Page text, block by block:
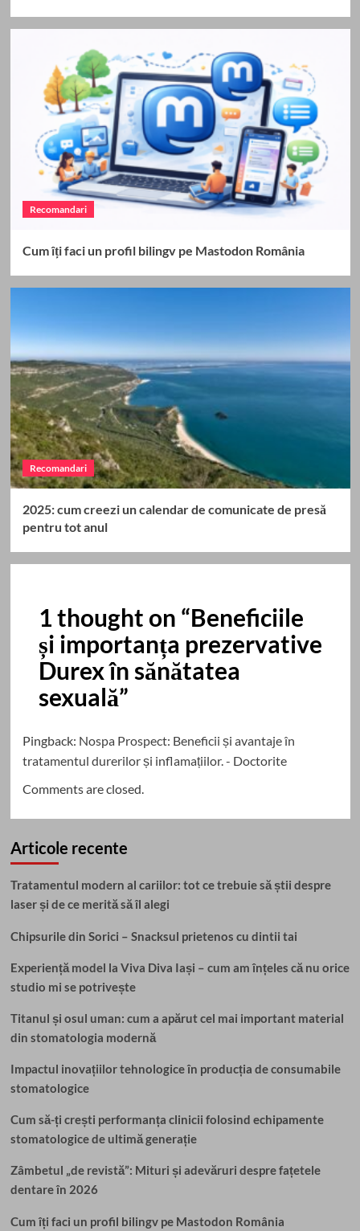
Recomandari
Cum îți faci un profil bilingv pe Mastodon România
Recomandari
2025: cum creezi un calendar de comunicate de presă
pentru tot anul
1 thought on “Beneficiile
și importanța prezervative
Durex în sănătatea
sexuală”
Pingback: Nospa Prospect: Beneficii și avantaje în
tratamentul durerilor și inflamațiilor. - Doctorite
Comments are closed.
Articole recente
Tratamentul modern al cariilor: tot ce trebuie să știi despre
laser și de ce merită să îl alegi
Chipsurile din Sorici – Snacksul prietenos cu dintii tai
Experiență model la Viva Diva Iași – cum am înțeles că nu orice
studio mi se potrivește
Titanul și osul uman: cum a apărut cel mai important material
din stomatologia modernă
Impactul inovațiilor tehnologice în producția de consumabile
stomatologice
Cum să-ți crești performanța clinicii folosind echipamente
stomatologice de ultimă generație
Zâmbetul „de revistă”: Mituri și adevăruri despre fațetele
dentare în 2026
Cum îți faci un profil bilingv pe Mastodon România